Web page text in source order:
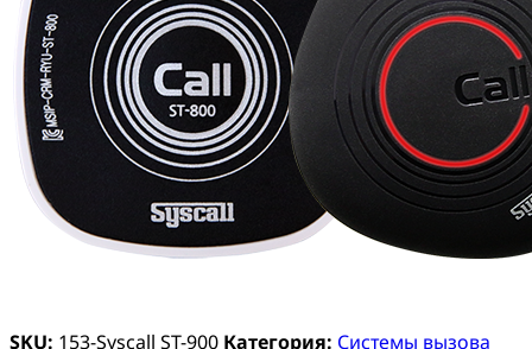
SKU: 153-Syscall ST-900 Категория: Системы вызова